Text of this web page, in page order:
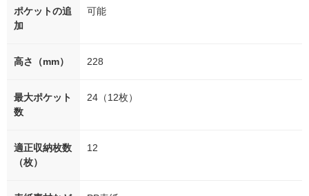
ポケットの追
加
可能
高さ（mm） 228
最大ポケット
数
24（12枚）
適正収納枚数
（枚）
12